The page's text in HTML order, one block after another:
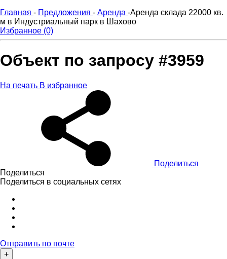
Главная - Предложения - Аренда -Аренда склада 22000 кв.
м в Индустриальный парк в Шахово
Избранное (0)
Объект по запросу #3959
На печать В избранное
Поделиться
Поделиться
Поделиться в социальных сетях
Отправить по почте
+